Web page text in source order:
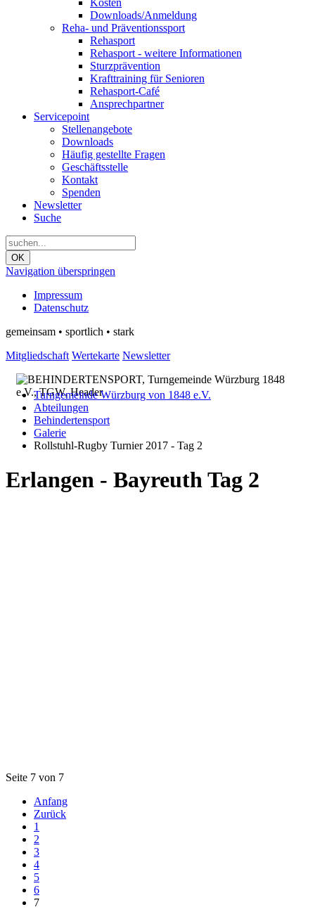
Kosten
Downloads/Anmeldung
Reha- und Präventionssport
Rehasport
Rehasport - weitere Informationen
Sturzprävention
Krafttraining für Senioren
Rehasport-Café
Ansprechpartner
Servicepoint
Stellenangebote
Downloads
Häufig gestellte Fragen
Geschäftsstelle
Kontakt
Spenden
Newsletter
Suche
OK
Navigation überspringen
Impressum
Datenschutz
gemeinsam • sportlich • stark
Mitgliedschaft Wertekarte Newsletter
Turngemeinde Würzburg von 1848 e.V.
Abteilungen
Behindertensport
Galerie
Rollstuhl-Rugby Turnier 2017 - Tag 2
Erlangen - Bayreuth Tag 2
Seite 7 von 7
Anfang
Zurück
1
2
3
4
5
6
7